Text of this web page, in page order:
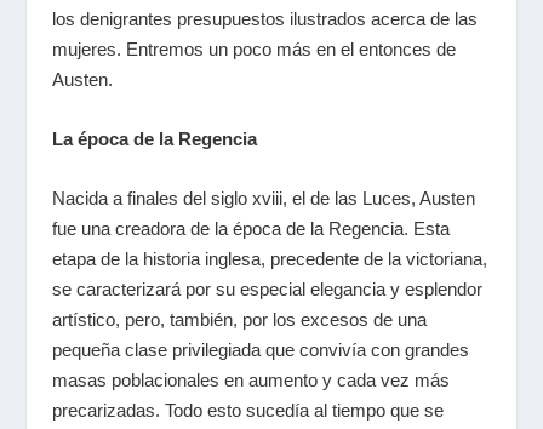
los denigrantes presupuestos ilustrados acerca de las
mujeres. Entremos un poco más en el entonces de
Austen.
La época de la Regencia
Nacida a finales del siglo xviii, el de las Luces, Austen
fue una creadora de la época de la Regencia. Esta
etapa de la historia inglesa, precedente de la victoriana,
se caracterizará por su especial elegancia y esplendor
artístico, pero, también, por los excesos de una
pequeña clase privilegiada que convivía con grandes
masas poblacionales en aumento y cada vez más
precarizadas. Todo esto sucedía al tiempo que se